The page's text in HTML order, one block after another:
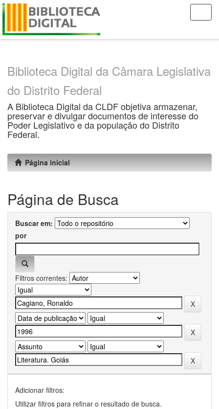
Skip
Biblioteca Digital da Câmara Legislativa
do Distrito Federal
A Biblioteca Digital da CLDF objetiva armazenar,
preservar e divulgar documentos de interesse do
Poder Legislativo e da população do Distrito
Federal.
Página inicial
Página de Busca
Buscar em:
por
Filtros correntes:
Adicionar filtros:
Utilizar filtros para refinar o resultado de busca.